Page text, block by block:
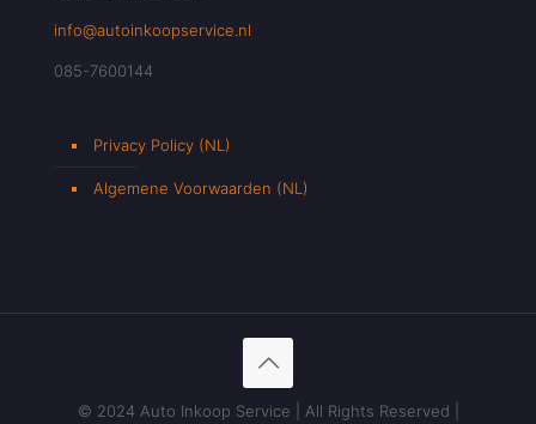
info@autoinkoopservice.nl
085-7600144
Privacy Policy (NL)
Algemene Voorwaarden (NL)
© 2024 Auto Inkoop Service | All Rights Reserved |